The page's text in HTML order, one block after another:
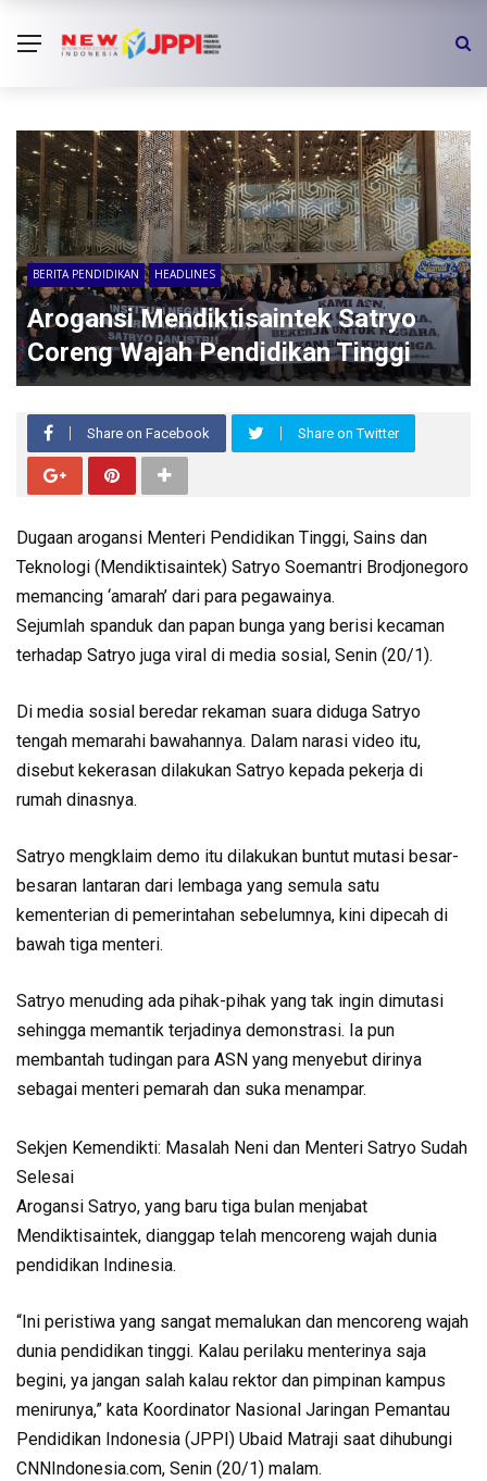
BERITA PENDIDIKAN HEADLINES
Arogansi Mendiktisaintek Satryo
Coreng Wajah Pendidikan Tinggi
Share on Facebook Share on Twitter
Dugaan arogansi Menteri Pendidikan Tinggi, Sains dan
Teknologi (Mendiktisaintek) Satryo Soemantri Brodjonegoro
memancing ‘amarah’ dari para pegawainya.
Sejumlah spanduk dan papan bunga yang berisi kecaman
terhadap Satryo juga viral di media sosial, Senin (20/1).
Di media sosial beredar rekaman suara diduga Satryo
tengah memarahi bawahannya. Dalam narasi video itu,
disebut kekerasan dilakukan Satryo kepada pekerja di
rumah dinasnya.
Satryo mengklaim demo itu dilakukan buntut mutasi besar-
besaran lantaran dari lembaga yang semula satu
kementerian di pemerintahan sebelumnya, kini dipecah di
bawah tiga menteri.
Satryo menuding ada pihak-pihak yang tak ingin dimutasi
sehingga memantik terjadinya demonstrasi. Ia pun
membantah tudingan para ASN yang menyebut dirinya
sebagai menteri pemarah dan suka menampar.
Sekjen Kemendikti: Masalah Neni dan Menteri Satryo Sudah
Selesai
Arogansi Satryo, yang baru tiga bulan menjabat
Mendiktisaintek, dianggap telah mencoreng wajah dunia
pendidikan Indinesia.
“Ini peristiwa yang sangat memalukan dan mencoreng wajah
dunia pendidikan tinggi. Kalau perilaku menterinya saja
begini, ya jangan salah kalau rektor dan pimpinan kampus
menirunya,” kata Koordinator Nasional Jaringan Pemantau
Pendidikan Indonesia (JPPI) Ubaid Matraji saat dihubungi
CNNIndonesia.com, Senin (20/1) malam.